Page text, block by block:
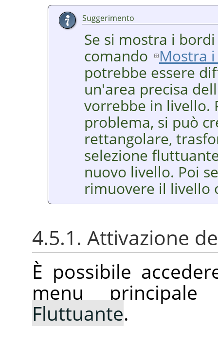
Suggerimento
Se si mostra i
comando
Mostra
potrebbe essere
un'area precisa
vorrebbe in livello.
problema, si può
rettangolare,
selezione
nuovo livello. Poi
rimuovere il livello
4.5.1. Attivazione
È possibile
menu
Fluttuante.